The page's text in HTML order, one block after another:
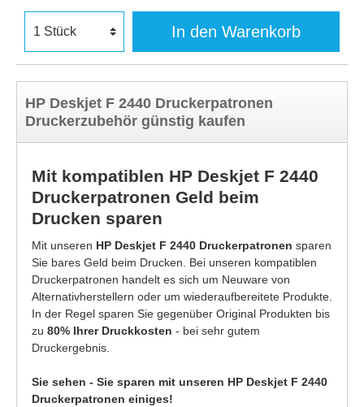
In den Warenkorb
HP Deskjet F 2440 Druckerpatronen
Druckerzubehör günstig kaufen
Mit kompatiblen HP Deskjet F 2440
Druckerpatronen Geld beim
Drucken sparen
Mit unseren HP Deskjet F 2440 Druckerpatronen sparen
Sie bares Geld beim Drucken. Bei unseren kompatiblen
Druckerpatronen handelt es sich um Neuware von
Alternativherstellern oder um wiederaufbereitete Produkte.
In der Regel sparen Sie gegenüber Original Produkten bis
zu 80% Ihrer Druckkosten - bei sehr gutem
Druckergebnis.
Sie sehen - Sie sparen mit unseren HP Deskjet F 2440
Druckerpatronen einiges!